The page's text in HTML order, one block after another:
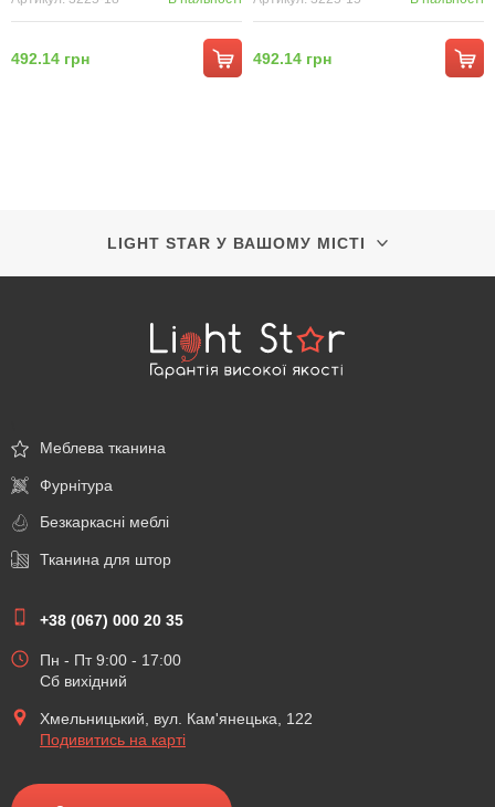
492.14 грн 492.14 грн
LIGHT STAR У ВАШОМУ МІСТІ
Меблева тканина
Фурнітура
Безкаркасні меблі
Тканина для штор
+38 (067) 000 20 35
Пн - Пт 9:00 - 17:00
Сб вихідний
Хмельницький, вул. Кам'янецька, 122
Подивитись на карті